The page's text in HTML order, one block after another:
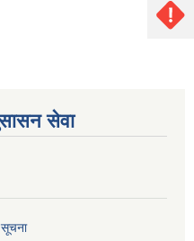
सेवा
सूचना